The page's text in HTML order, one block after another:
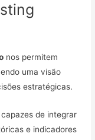
nos permitem
uma visão
estratégicas.
de integrar
e indicadores